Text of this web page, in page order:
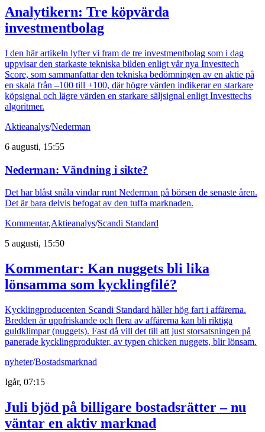
Analytikern: Tre köpvärda
investmentbolag
I den här artikeln lyfter vi fram de tre investmentbolag som i dag
uppvisar den starkaste tekniska bilden enligt vår nya Investtech
Score, som sammanfattar den tekniska bedömningen av en aktie på
en skala från –100 till +100, där högre värden indikerar en starkare
köpsignal och lägre värden en starkare säljsignal enligt Investtechs
algoritmer.
Aktieanalys/Nederman
6 augusti, 15:55
Nederman: Vändning i sikte?
Det har blåst snåla vindar runt Nederman på börsen de senaste åren.
Det är bara delvis befogat av den tuffa marknaden.
Kommentar,Aktieanalys/Scandi Standard
5 augusti, 15:50
Kommentar: Kan nuggets bli lika
lönsamma som kycklingfilé?
Kycklingproducenten Scandi Standard håller hög fart i affärerna.
Bredden är uppfriskande och flera av affärerna kan bli riktiga
guldklimpar (nuggets). Fast då vill det till att just storsatsningen på
panerade kycklingprodukter, av typen chicken nuggets, blir lönsam.
nyheter/Bostadsmarknad
Igår, 07:15
Juli bjöd på billigare bostadsrätter – nu
väntar en aktiv marknad